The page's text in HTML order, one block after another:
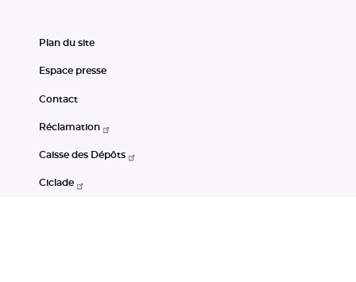
Plan du site
Espace presse
Contact
Réclamation
Caisse des Dépôts
Ciclade